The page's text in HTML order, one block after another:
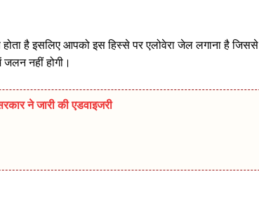
है इसलिए आपको इस हिस्से पर एलोवेरा जेल लगाना है जिससे
नहीं होगी।
ने जारी की एडवाइजरी